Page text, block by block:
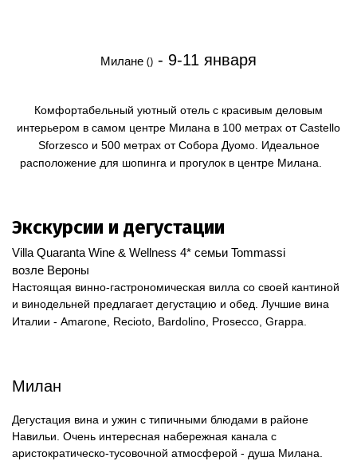
Милане () - 9-11 января
Комфортабельный уютный отель с красивым деловым
интерьером в самом центре Милана в 100 метрах от Castello
Sforzesco и 500 метрах от Собора Дуомо. Идеальное
расположение для шопинга и прогулок в центре Милана.
Экскурсии и дегустации
Villa Quaranta Wine & Wellness 4* семьи Tommassi
возле Вероны
Настоящая винно-гастрономическая вилла со своей кантиной
и винодельней предлагает дегустацию и обед. Лучшие вина
Италии - Amarone, Recioto, Bardolino, Prosecco, Grappa.
Милан
Дегустация вина и ужин с типичными блюдами в районе
Навильи. Очень интересная набережная канала с
аристократическо-тусовочной атмосферой - душа Милана.